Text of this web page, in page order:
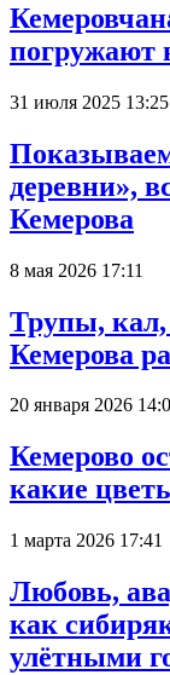
погружают
31 июля 2025 13:25
деревни»,
Кемерова
8 мая 2026 17:11
Трупы,
Кемерова
20 января 2026
Кемерово
какие
1 марта 2026 17:41
Любовь,
как
улётными